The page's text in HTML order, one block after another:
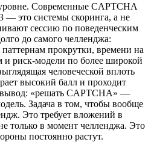
Современные CAPTCHA
это системы скоринга, а не
сессию по поведенческим
до самого челленджа:
прокрутки, времени на
и риск-модели по более широкой
человеческой вплоть
высокий балл и проходит
«решать CAPTCHA» —
Задача в том, чтобы вообще
Это требует вложений в
только в момент челленджа. Это
постоянно растут.